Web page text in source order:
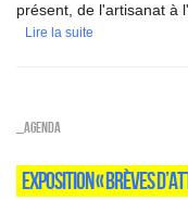
présent, de l'artisanat à
Lire la suite
_Agenda
EXPOSITION « BRÈVES